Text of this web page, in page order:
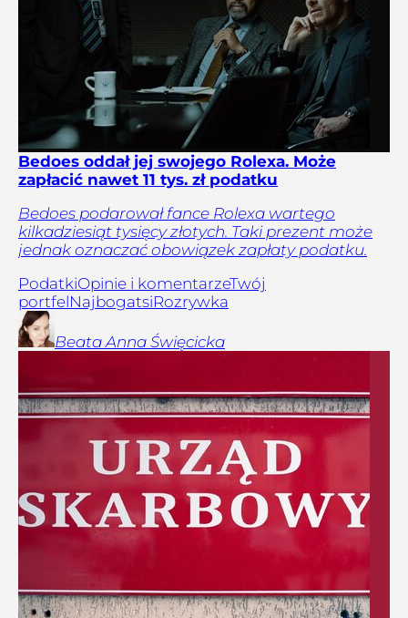
Bedoes oddał jej swojego Rolexa. Może
zapłacić nawet 11 tys. zł podatku
Bedoes podarował fance Rolexa wartego
kilkadziesiąt tysięcy złotych. Taki prezent może
jednak oznaczać obowiązek zapłaty podatku.
PodatkiOpinie i komentarzeTwój
portfelNajbogatsiRozrywka
Beata Anna Święcicka